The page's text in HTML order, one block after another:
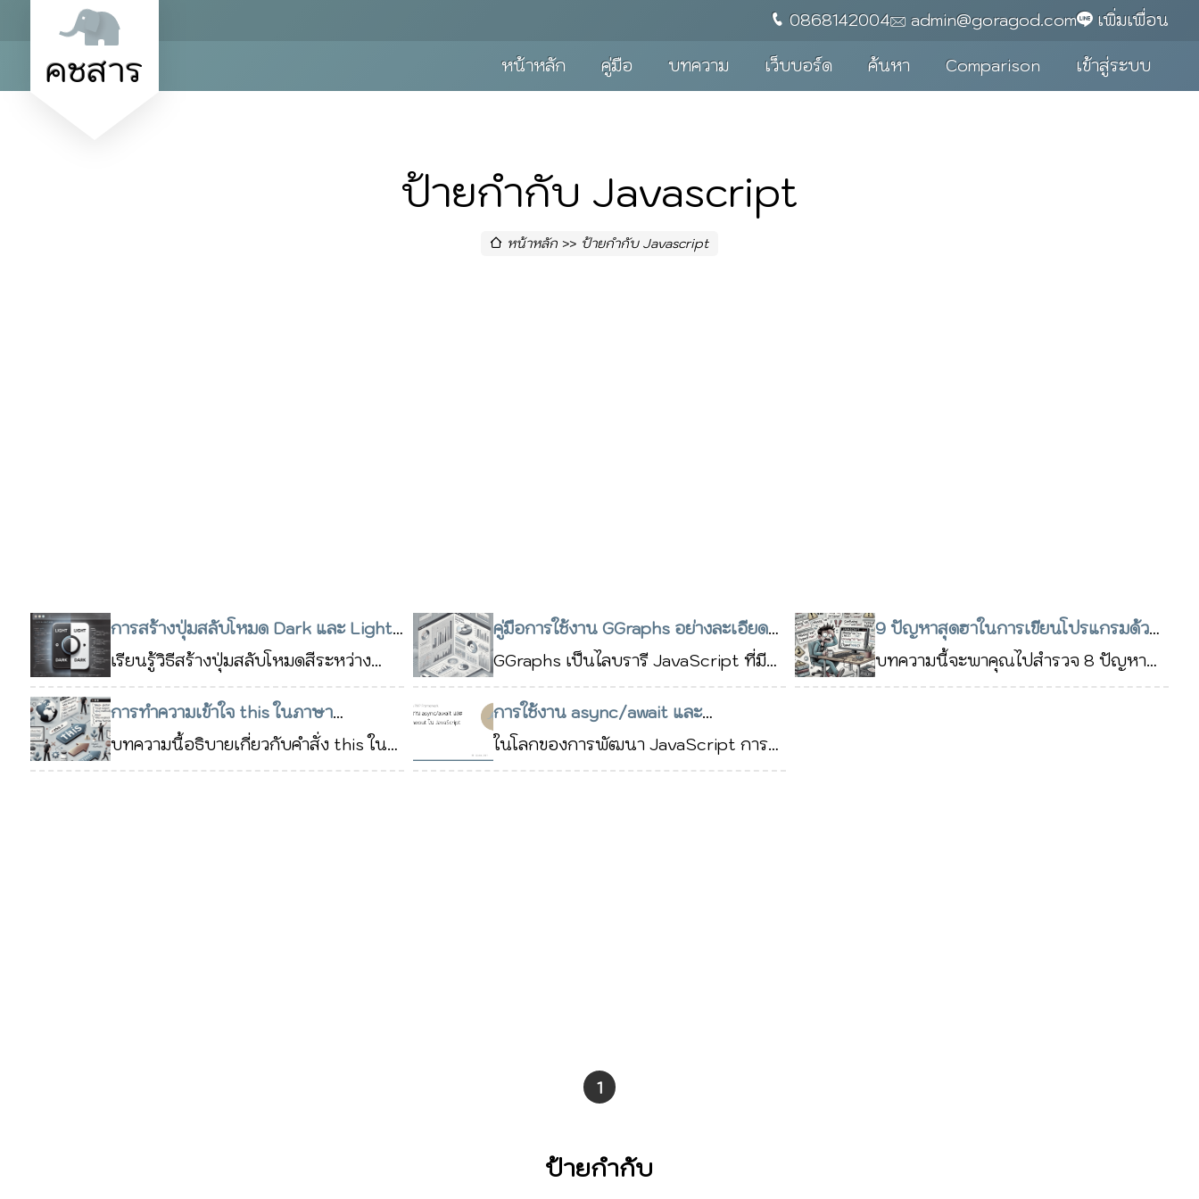
คชสาร
0868142004 admin@goragod.com เพิ่มเพื่อน
หน้าหลัก คู่มือ บทความ เว็บบอร์ด ค้นหา Comparison เข้าสู่ระบบ
ป้ายกำกับ Javascript
หน้าหลัก ป้ายกำกับ Javascript
การสร้างปุ่มสลับโหมด Dark และ Light
Mode ด้วย JavaScript และ CSS
พ.ย. 2567
เรียนรู้วิธีสร้างปุ่มสลับโหมดสีระหว่าง
Dark Mode และ Light Mode ด้วย
JavaScript และ CSS ช่วยให้ผู้ใช้
สามารถเลือกโหมดสีที่ต้องการ และ
คู่มือการใช้งาน GGraphs อย่างละเอียด
สร้างกราฟ SVG แบบไดนามิกได้ง่าย
21 ต.ค. 2567
GGraphs เป็นไลบรารี JavaScript ที่มี
น้ำหนักเบา สำหรับสร้างกราฟแบบ SVG
ที่มีความหลากหลายและสามารถปรับแต่ง
ได้ง่าย รวมถึงกราฟเส้น (Line Charts),
9 ปัญหาสุดฮาในการเขียนโปรแกรมด้วย
ภาษา Javascript ที่นักพัฒนามักพบ
28 ส.ค. 2567
บทความนี้จะพาคุณไปสำรวจ 8 ปัญหาที่
นักพัฒนา Javascript มักเจอในการ
การทำความเข้าใจ this ในภาษา
JavaScript, แนวคิดและข้อควรระวัง
29 ส.ค. 2567
บทความนี้อธิบายเกี่ยวกับคำสั่ง this ใน
ภาษา JavaScript รวมถึงการ
การใช้งาน async/await และ
setTimeout ใน JavaScript
10 ส.ค.
2567
ในโลกของการพัฒนา JavaScript การ
จัดการกับงานที่ทำงานแบบไม่พร้อมกัน
1
ป้ายกำกับ